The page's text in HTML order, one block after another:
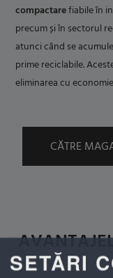
compactarefiabile în
precum și în sectorul
atunci când se
prime reciclabile.
eliminarea cu
CĂTRE
SETĂRI